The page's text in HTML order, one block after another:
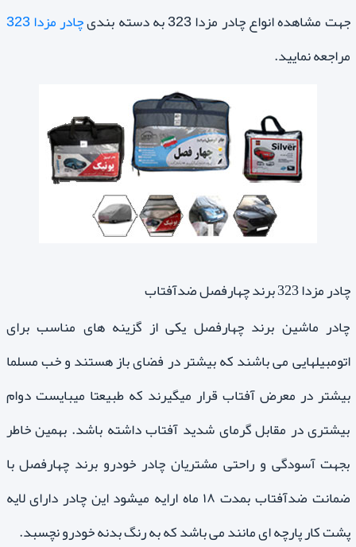
جهت مشاهده انواع چادر مزدا 323 به دسته بندی
چادر مزدا 323
مراجعه نمایید.
چادر مزدا 323 برند چهارفصل ضدآفتاب
چادر ماشین برند چهارفصل یکی از گزینه های مناسب برای
اتومبیلهایی می باشند که بیشتر در فضای باز هستند و خب مسلما
بیشتر در معرض آفتاب قرار میگیرند که طبیعتا میبایست دوام
بیشتری در مقابل گرمای شدید آفتاب داشته باشد. بهمین خاطر
بجهت آسودگی و راحتی مشتریان چادر خودرو برند چهارفصل با
ضمانت ضدآفتاب بمدت ۱۸ ماه ارایه میشود این چادر دارای لایه
پشت کار پارچه ای مانند می باشد که به رنگ بدنه خودرو نچسبد.